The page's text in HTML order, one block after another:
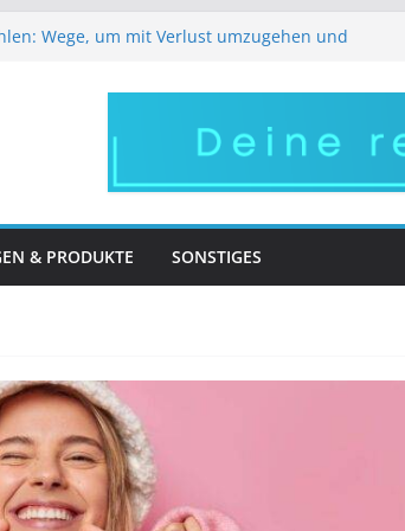
Wege, um mit Verlust umzugehen und
regionale Arbeitgeber im Pflegebereich
versorgen – robuste Halterungen für
Auftritt – in Frankfurt wird Ihr Wunsch
& PRODUKTE SONSTIGES